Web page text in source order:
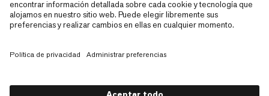
Sitemap
Cookies
Aviso legal
Política de Privacidad de Datos